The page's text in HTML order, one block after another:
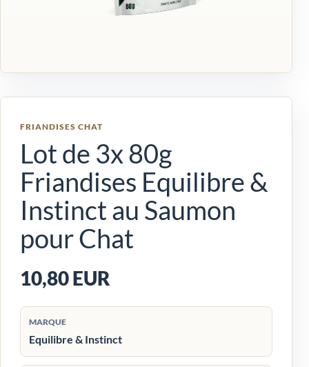
FRIANDISES CHAT
Lot de 3x 80g
Friandises Equilibre &
Instinct au Saumon
pour Chat
10,80 EUR
MARQUE
Equilibre & Instinct